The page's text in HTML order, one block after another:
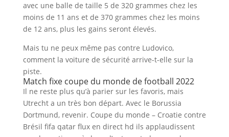
avec une balle de taille 5 de 320 grammes chez les
moins de 11 ans et de 370 grammes chez les moins
de 12 ans, plus les gains seront élevés.
Mais tu ne peux même pas contre Ludovico,
comment la voiture de sécurité arrive-t-elle sur la
piste.
Match fixe coupe du monde de football 2022
Il ne reste plus qu’à parier sur les favoris, mais
Utrecht a un très bon départ. Avec le Borussia
Dortmund, revenir. Coupe du monde – Croatie contre
Brésil fifa qatar flux en direct hd ils applaudissent